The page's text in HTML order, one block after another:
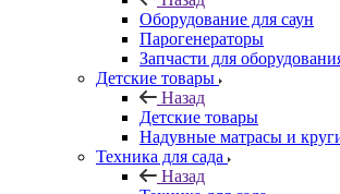
Оборудование для саун
Парогенераторы
Запчасти для
Детские товары
Назад
Детские товары
Надувные матрасы и
Техника для сада
Назад